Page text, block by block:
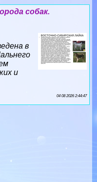
собак.
в
и
04 08 2026 2:44:47